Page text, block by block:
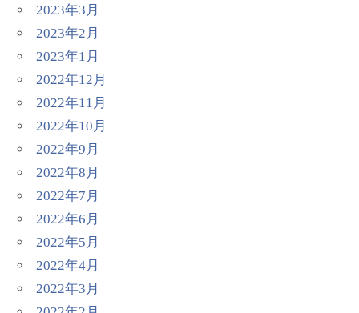
2023年3月
2023年2月
2023年1月
2022年12月
2022年11月
2022年10月
2022年9月
2022年8月
2022年7月
2022年6月
2022年5月
2022年4月
2022年3月